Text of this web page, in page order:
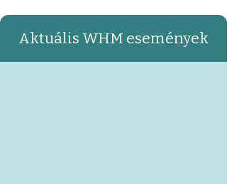
Aktuális WHM események